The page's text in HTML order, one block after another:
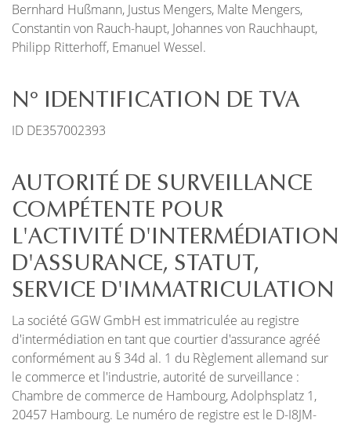
Bernhard Hußmann, Justus Mengers, Malte Mengers,
Constantin von Rauch-haupt, Johannes von Rauchhaupt,
Philipp Ritterhoff, Emanuel Wessel.
N° IDENTIFICATION DE TVA
ID DE357002393
AUTORITÉ DE SURVEILLANCE
COMPÉTENTE POUR
L'ACTIVITÉ D'INTERMÉDIATION
D'ASSURANCE, STATUT,
SERVICE D'IMMATRICULATION
La société GGW GmbH est immatriculée au registre
d'intermédiation en tant que courtier d'assurance agréé
conformément au § 34d al. 1 du Règlement allemand sur
le commerce et l'industrie, autorité de surveillance :
Chambre de commerce de Hambourg, Adolphsplatz 1,
20457 Hambourg. Le numéro de registre est le D-I8JM-